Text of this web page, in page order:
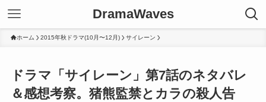
DramaWaves
ホーム 2015年秋ドラマ(10月〜12月) サイレーン
ドラマ「サイレーン」第7話のネタバレ
＆感想考察。猪熊監禁とカラの殺人告